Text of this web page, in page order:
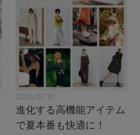
2026.07.10
進化する高機能アイテム
で夏本番も快適に！